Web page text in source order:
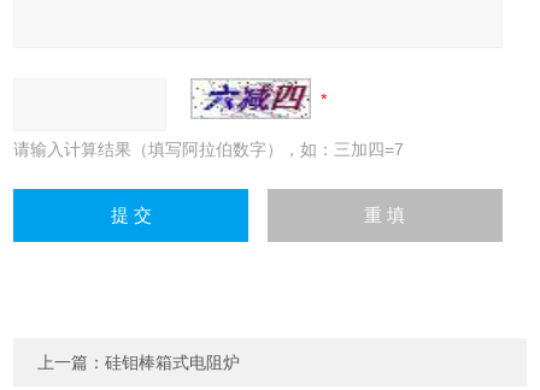
请输入计算结果（填写阿拉伯数字），如：三加四=7
上一篇：硅钼棒箱式电阻炉